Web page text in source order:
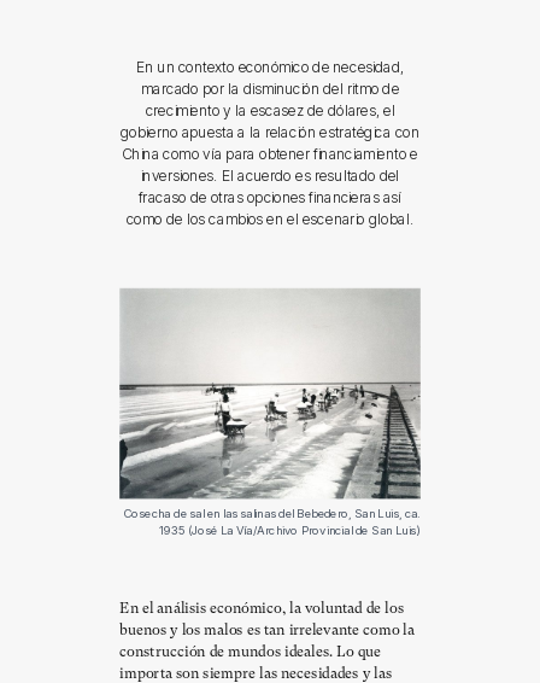
En un contexto económico de necesidad,
marcado por la disminución del ritmo de
crecimiento y la escasez de dólares, el
gobierno apuesta a la relación estratégica con
China como vía para obtener financiamiento e
inversiones. El acuerdo es resultado del
fracaso de otras opciones financieras así
como de los cambios en el escenario global.
Cosecha de sal en las salinas del Bebedero, San Luis, ca.
1935 (José La Vía/Archivo Provincial de San Luis)
En el análisis económico, la voluntad de los
buenos y los malos es tan irrelevante como la
construcción de mundos ideales. Lo que
importa son siempre las necesidades y las